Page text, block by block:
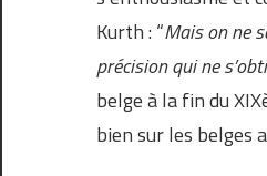
Kurth : “Mais on ne
précision qui ne
belge à la fin du
bien sur les belges